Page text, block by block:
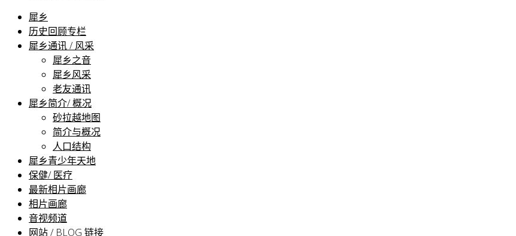
犀乡
历史回顾专栏
犀乡通讯 / 风采
犀乡之音
犀乡风采
老友通讯
犀乡简介/ 概况
砂拉越地图
简介与概况
人口结构
犀乡青少年天地
保健/ 医疗
最新相片画廊
相片画廊
音视频道
网站 / BLOG 链接